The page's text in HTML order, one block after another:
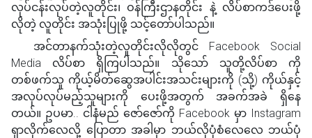
လုပ်ငန်းလုပ်တဲ့လူတိုင်း၊ ဝန်ကြီးဌာနတိုင်း နဲ့ လိပ်စာကဒ်ပေးဖို့
လိုတဲ့ လူတိုင်း အသုံးပြုဖို့ သင့်တော်ပါသည်။
အင်တာနက်သုံးတဲ့လူတိုင်းလိုလိုတွင် Facebook Social
Media လိပ်စာ ရှိကြပါသည်။ သိုသော် သူတို့လိပ်စာ ကို
တစ်ဖက်သူ ကိုယ့်မိတ်ဆွေအပါင်းအသင်းများကို (သို့) ကိုယ်နှင့်
အလုပ်လုပ်မည့်သူများကို ပေးဖို့အတွက် အခက်အခဲ ရှိနေ
တယ်။ ဥပမာ.. ငါနံမည် ဇော်ဇော်ကို Facebook မှာ Instagram
ရှာလိုက်လေလို့ ပြောတာ အခါမှာ ဘယ်လိုပုံစံလေလေ ဘယ်ပုံ